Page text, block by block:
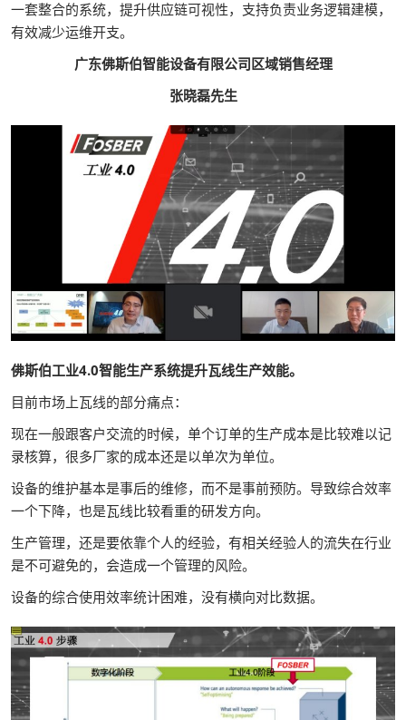
一套整合的系统，提升供应链可视性，支持负责业务逻辑建模，
有效减少运维开支。
广东佛斯伯智能设备有限公司区域销售经理
张晓磊先生
佛斯伯工业4.0智能生产系统提升瓦线生产效能。
目前市场上瓦线的部分痛点：
现在一般跟客户交流的时候，单个订单的生产成本是比较难以记
录核算，很多厂家的成本还是以单次为单位。
设备的维护基本是事后的维修，而不是事前预防。导致综合效率
一个下降，也是瓦线比较看重的研发方向。
生产管理，还是要依靠个人的经验，有相关经验人的流失在行业
是不可避免的，会造成一个管理的风险。
设备的综合使用效率统计困难，没有横向对比数据。